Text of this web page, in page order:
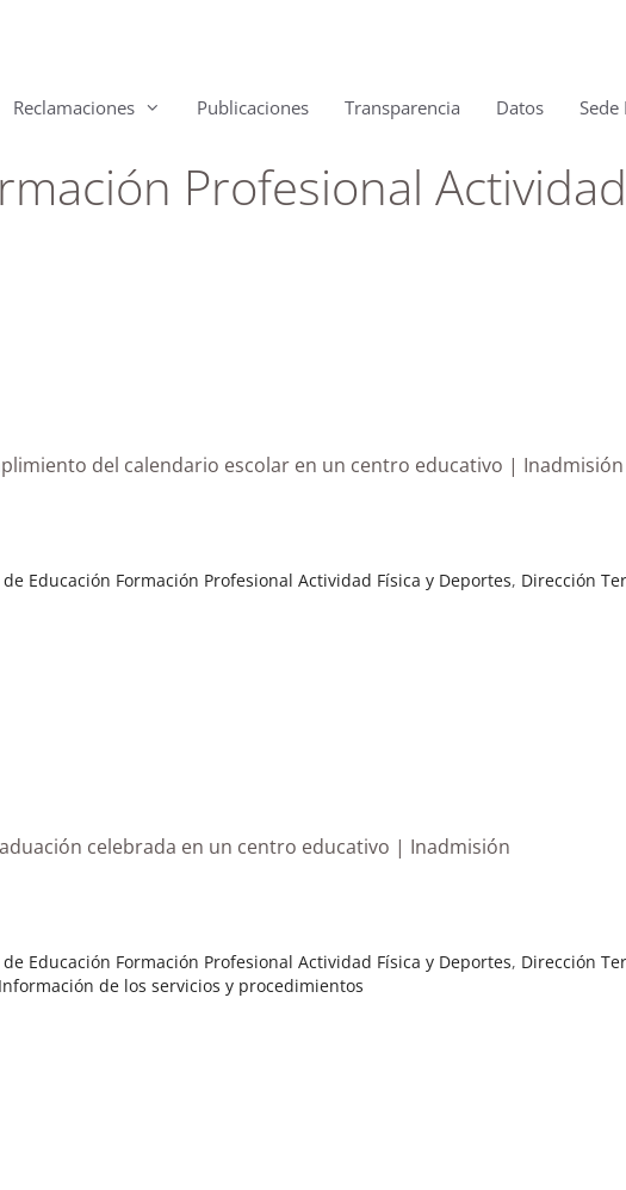
Reclamaciones Publicaciones Transparencia Datos Sede
Profesional
del calendario escolar en un centro educativo | Inadmisión
Educación Formación Profesional Actividad Física y Deportes, Dirección
celebrada en un centro educativo | Inadmisión
Educación Formación Profesional Actividad Física y Deportes, Dirección
Información de los servicios y procedimientos